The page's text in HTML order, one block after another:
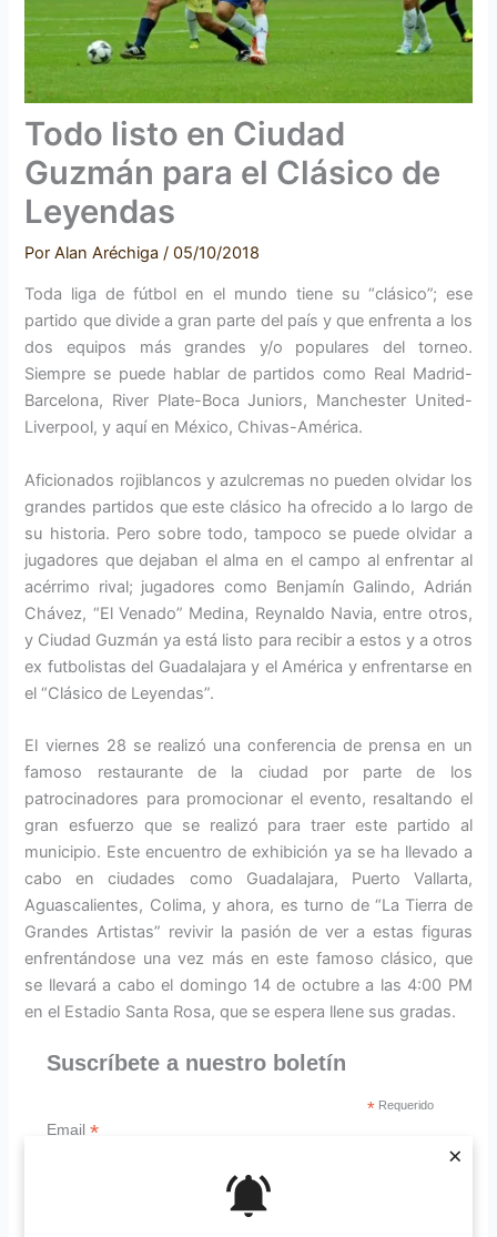
×
Todo listo en Ciudad
Guzmán para el Clásico de
Leyendas
PorAlan Aréchiga/05/10/2018
Toda liga de fútbol en el mundo tiene su “clásico”; ese
partido que divide a gran parte del país y que enfrenta a los
dos equipos más grandes y/o populares del torneo.
Siempre se puede hablar de partidos como Real Madrid-
Barcelona, River Plate-Boca Juniors, Manchester United-
Liverpool, y aquí en México, Chivas-América.
Aficionados rojiblancos y azulcremas no pueden olvidar los
grandes partidos que este clásico ha ofrecido a lo largo de
su historia. Pero sobre todo, tampoco se puede olvidar a
jugadores que dejaban el alma en el campo al enfrentar al
acérrimo rival; jugadores como Benjamín Galindo, Adrián
Chávez, “El Venado” Medina, Reynaldo Navia, entre otros,
y Ciudad Guzmán ya está listo para recibir a estos y a otros
ex futbolistas del Guadalajara y el América y enfrentarse en
el “Clásico de Leyendas”.
El viernes 28 se realizó una conferencia de prensa en un
famoso restaurante de la ciudad por parte de los
patrocinadores para promocionar el evento, resaltando el
gran esfuerzo que se realizó para traer este partido al
municipio. Este encuentro de exhibición ya se ha llevado a
cabo en ciudades como Guadalajara, Puerto Vallarta,
Aguascalientes, Colima, y ahora, es turno de “La Tierra de
Grandes Artistas” revivir la pasión de ver a estas figuras
enfrentándose una vez más en este famoso clásico, que
se llevará a cabo el domingo 14 de octubre a las 4:00 PM
en el Estadio Santa Rosa, que se espera llene sus gradas.
Suscríbete a nuestro boletín
* Requerido
Email*